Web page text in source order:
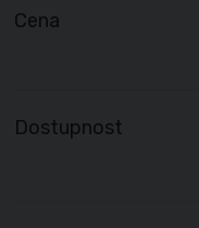
Cena
Dostupnost